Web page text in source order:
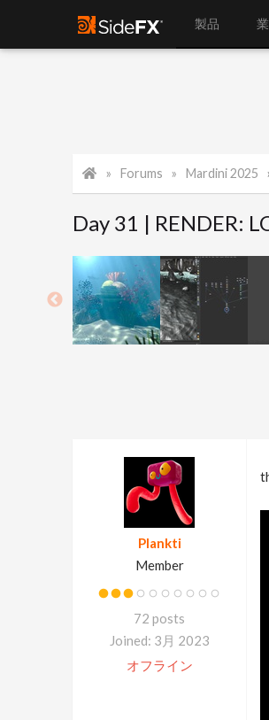
製品
Forums Mardini 2025
Day 31 | RENDER:
Plankti
Member
72 posts
Joined: 3月 2023
オフライン